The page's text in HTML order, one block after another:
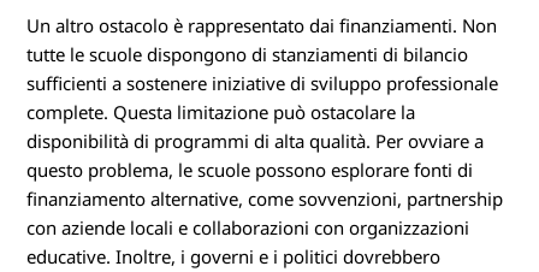
M
Un altro ostacolo è rappresentato dai finanziamenti. Non
tutte le scuole dispongono di stanziamenti di bilancio
sufficienti a sostenere iniziative di sviluppo professionale
complete. Questa limitazione può ostacolare la
disponibilità di programmi di alta qualità. Per ovviare a
questo problema, le scuole possono esplorare fonti di
finanziamento alternative, come sovvenzioni, partnership
con aziende locali e collaborazioni con organizzazioni
educative. Inoltre, i governi e i politici dovrebbero